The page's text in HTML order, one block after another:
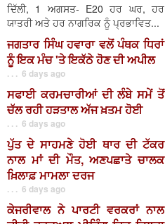
ਦਿੱਲੀ, 1 ਅਗਸਤ- E20 ਹਰ ਘਰ, ਹਰ
ਯਾਤਰੀ ਅਤੇ ਹਰ ਨਾਗਰਿਕ ਨੂੰ ਪ੍ਰਭਾਵਿਤ...
ਜਗਤਾਰ ਸਿੰਘ ਹਵਾਰਾ ਵਲੋਂ ਪੰਥਕ ਧਿਰਾਂ
ਨੂੰ ਇਕ ਮੰਚ 'ਤੇ ਇਕੱਠੇ ਹੋਣ ਦੀ ਅਪੀਲ
. . . 6 days ago
ਸਫਾਈ ਕਰਮਚਾਰੀਆਂ ਦੀ ਲੰਬੇ ਸਮੇਂ ਤੋਂ
ਚੱਲ ਰਹੀ ਹੜਤਾਲ ਅੱਜ ਖ਼ਤਮ ਹੋਈ
. . . 6 days ago
ਪੁੱਤ ਦੇ ਸਾਹਮਣੇ ਹੋਈ ਥਾਰ ਦੀ ਟੱਕਰ
ਨਾਲ ਮਾਂ ਦੀ ਮੌਤ, ਅਣਪਛਾਤੇ ਚਾਲਕ
ਖ਼ਿਲਾਫ਼ ਮਾਮਲਾ ਦਰਜ
. . . 6 days ago
ਕੇਜਰੀਵਾਲ ਨੇ ਪਾਰਟੀ ਵਰਕਰਾਂ ਨਾਲ